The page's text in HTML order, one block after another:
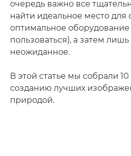
очередь важно все
найти идеальное место для
оптимальное
пользоваться), а затем
неожиданное.
В этой статье мы собрали
созданию лучших
природой.